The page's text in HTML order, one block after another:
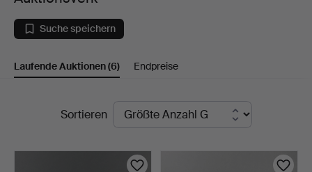
Karlstad
Hammarö
Suche speichern
Laufende Auktionen(6) Endpreise
LaufendeSortieren